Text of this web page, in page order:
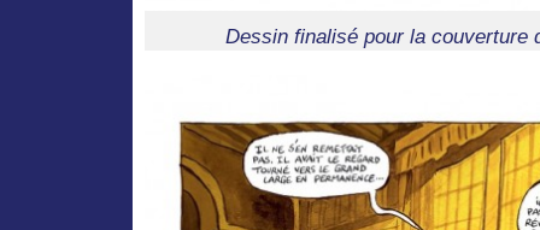
Dessin finalisé pour la couverture